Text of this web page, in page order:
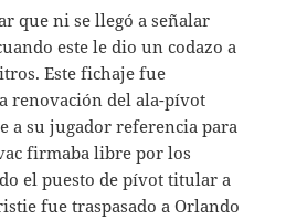
que ni se llegó a señalar
este le dio un codazo a
Este fichaje fue
renovación del ala-pívot
a su jugador referencia para
firmaba libre por los
el puesto de pívot titular a
fue traspasado a Orlando